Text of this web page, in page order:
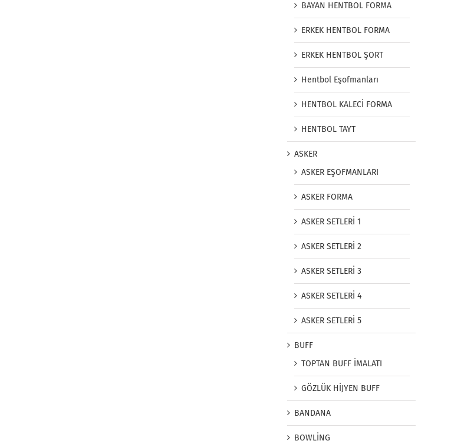
BAYAN HENTBOL FORMA
ERKEK HENTBOL FORMA
ERKEK HENTBOL ŞORT
Hentbol Eşofmanları
HENTBOL KALECİ FORMA
HENTBOL TAYT
ASKER
ASKER EŞOFMANLARI
ASKER FORMA
ASKER SETLERİ 1
ASKER SETLERİ 2
ASKER SETLERİ 3
ASKER SETLERİ 4
ASKER SETLERİ 5
BUFF
TOPTAN BUFF İMALATI
GÖZLÜK HİJYEN BUFF
BANDANA
BOWLİNG